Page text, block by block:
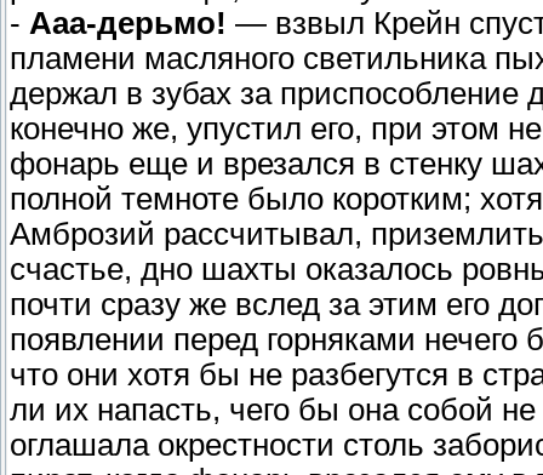
- Ааа-дерьмо! — взвыл Крейн
пламени масляного светильника
держал в зубах за приспособление
конечно же, упустил его, при этом
фонарь еще и врезался в стенку
полной темноте было коротким;
Амброзий рассчитывал,
счастье, дно шахты оказалось
почти сразу же вслед за этим его
появлении перед горняками
что они хотя бы не разбегутся в
ли их напасть, чего бы она собой
оглашала окрестности столь